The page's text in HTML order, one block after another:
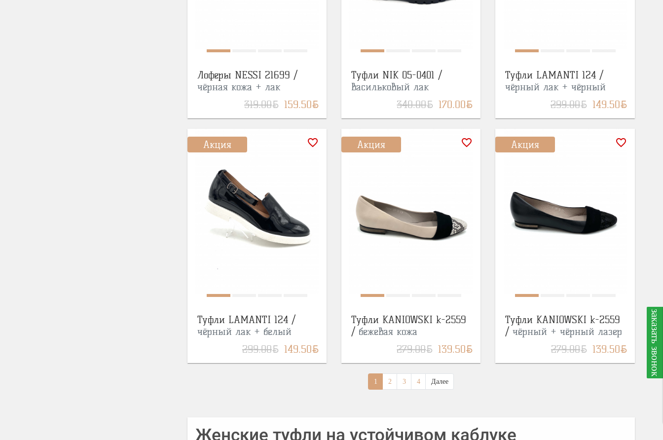
Лоферы NESSI 21699 /
чёрная кожа + лак
319.00BYN 159.50BYN
Туфли NIK 05-0401 /
васильковый лак
340.00BYN 170.00BYN
Туфли LAMANTI 124 /
чёрный лак + чёрный
299.00BYN 149.50BYN
Акция favorite_border
Туфли LAMANTI 124 /
чёрный лак + белый
299.00BYN 149.50BYN
Акция favorite_border
Туфли KANIOWSKI k-2559
/ бежевая кожа
279.00BYN 139.50BYN
Акция favorite_border
Туфли KANIOWSKI k-2559
/чёрный + чёрный лазер
279.00BYN 139.50BYN
1 2 3 4 Далее
Женские туфли на устойчивом каблуке
заказать звонок